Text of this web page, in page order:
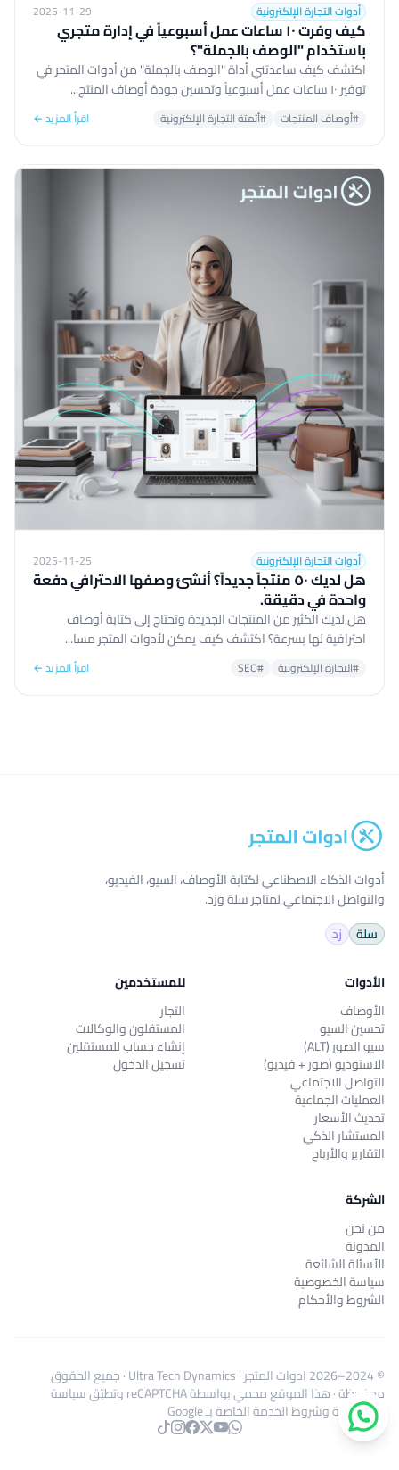
أدوات التجارة الإلكترونية 2025-11-29
كيف وفرت ١٠ ساعات عمل أسبوعياً في إدارة متجري
باستخدام "الوصف بالجملة"؟
اكتشف كيف ساعدتني أداة "الوصف بالجملة" من أدوات المتحر في
توفير ١٠ ساعات عمل أسبوعياً وتحسين جودة أوصاف المنتج...
#أوصاف المنتجات #أتمتة التجارة الإلكترونية اقرأ المزيد ←
أدوات التجارة الإلكترونية 2025-11-25
هل لديك ٥٠ منتجاً جديداً؟ أنشئ وصفها الاحترافي دفعة
واحدة في دقيقة.
هل لديك الكثير من المنتجات الجديدة وتحتاج إلى كتابة أوصاف
احترافية لها بسرعة؟ اكتشف كيف يمكن لأدوات المتجر مسا...
#التجارة الإلكترونية #SEO اقرأ المزيد ←
أدوات الذكاء الاصطناعي لكتابة الأوصاف، السيو، الفيديو،
والتواصل الاجتماعي لمتاجر سلة وزد.
سلة
زد
الأدوات
الأوصاف
تحسين السيو
سيو الصور (ALT)
الاستوديو (صور + فيديو)
التواصل الاجتماعي
العمليات الجماعية
تحديث الأسعار
المستشار الذكي
التقارير والأرباح
للمستخدمين
التجار
المستقلون والوكالات
إنشاء حساب للمستقلين
تسجيل الدخول
الشركة
من نحن
المدونة
الأسئلة الشائعة
سياسة الخصوصية
الشروط والأحكام
© 2024–2026 ادوات المتجر·
Ultra Tech Dynamics· جميع الحقوق
محفوظة · هذا الموقع محمي بواسطة reCAPTCHA وتطبّق سياسة
الخصوصيةوشروط الخدمةالخاصة بـ Google